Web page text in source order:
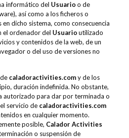
informático del Usuarioo de
así como a los ficheros o
dicho sistema, como consecuencia
el ordenador del Usuarioutilizado
y contenidos de la web, de un
o del uso de versiones no
caladoractivities.comy de los
duración indefinida. No obstante,
autorizado para dar por terminada o
servicio de caladoractivities.com
en cualquier momento.
posible, Calador Activities
o suspensión de